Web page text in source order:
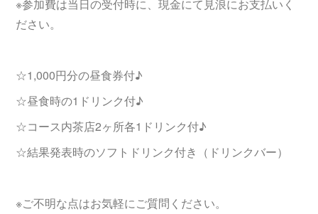
※参加費は当日の受付時に、現金にて見浪にお支払いく
ださい。
☆1,000円分の昼食券付♪
☆昼食時の1ドリンク付♪
☆コース内茶店2ヶ所各1ドリンク付♪
☆結果発表時のソフトドリンク付き（ドリンクバー）
※ご不明な点はお気軽にご質問ください。